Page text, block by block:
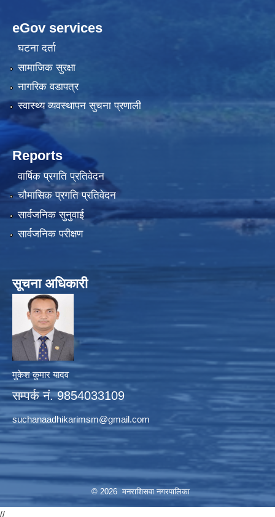
eGov services
घटना दर्ता
सामाजिक सुरक्षा
नागरिक वडापत्र
स्वास्थ्य व्यवस्थापन सुचना प्रणाली
Reports
वार्षिक प्रगति प्रतिवेदन
चौमासिक प्रगति प्रतिवेदन
सार्वजनिक सुनुवाई
सार्वजनिक परीक्षण
सूचना अधिकारी
मुकेश कुमार यादव
सम्पर्क नं. 9854033109
suchanaadhikarimsm@gmail.com
© 2026 मनराशिसवा नगरपालिका
//